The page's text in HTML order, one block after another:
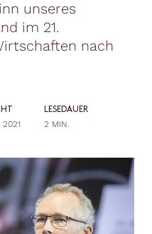
unseres
im 21.
nach
2021
LESEDAUER
2 MIN.